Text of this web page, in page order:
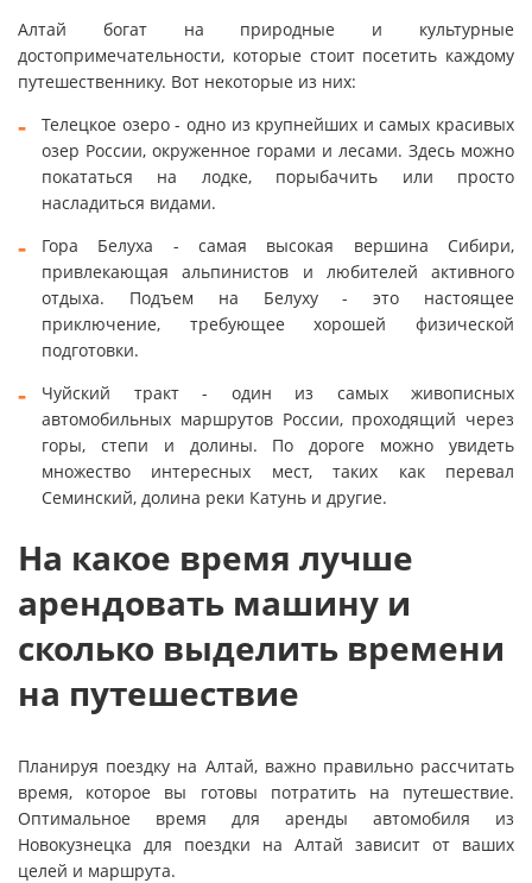
Алтай богат на природные и культурные
достопримечательности, которые стоит посетить каждому
путешественнику. Вот некоторые из них:
Телецкое озеро - одно из крупнейших и самых красивых
озер России, окруженное горами и лесами. Здесь можно
покататься на лодке, порыбачить или просто
насладиться видами.
Гора Белуха - самая высокая вершина Сибири,
привлекающая альпинистов и любителей активного
отдыха. Подъем на Белуху - это настоящее
приключение, требующее хорошей физической
подготовки.
Чуйский тракт - один из самых живописных
автомобильных маршрутов России, проходящий через
горы, степи и долины. По дороге можно увидеть
множество интересных мест, таких как перевал
Семинский, долина реки Катунь и другие.
На какое время лучше
арендовать машину и
сколько выделить времени
на путешествие
Планируя поездку на Алтай, важно правильно рассчитать
время, которое вы готовы потратить на путешествие.
Оптимальное время для аренды автомобиля из
Новокузнецка для поездки на Алтай зависит от ваших
целей и маршрута.